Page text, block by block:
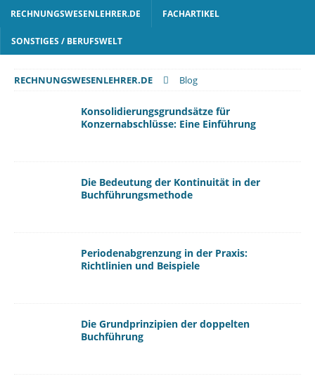
RECHNUNGSWESENLEHRER.DE FACHARTIKEL
SONSTIGES / BERUFSWELT
RECHNUNGSWESENLEHRER.DE Blog
Konsolidierungsgrundsätze für
Konzernabschlüsse: Eine Einführung
Die Bedeutung der Kontinuität in der
Buchführungsmethode
Periodenabgrenzung in der Praxis:
Richtlinien und Beispiele
Die Grundprinzipien der doppelten
Buchführung